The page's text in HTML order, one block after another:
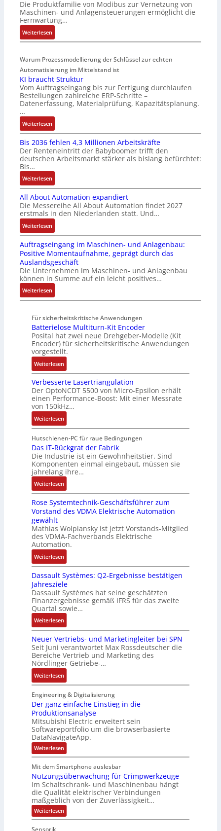
n
t
e
g
r
t
i
o
n
i
F
a
n
u
c
C
-
S
y
t
e
m
e
-
Z
e
r
t
f
i
z
i
e
u
n
b
e
ä
t
i
g
R
e
i
e
g
a
L
3
f
ü
r
s
i
c
h
e
r
e
E
n
t
w
i
c
k
l
u
n
g
r
k
t
s
t
r
t
f
ü
r
m
u
l
t
i
v
r
i
b
l
e
S
e
u
e
r
u
n
Die Produktfamilie von Modibus zur Vernetzung von
Maschinen- und Anlagensteuerungen ermöglicht die
Fernwartung…
Weiterlesen:
D
a
h
t
l
o
s
e
I
n
t
e
g
r
a
t
i
o
n
v
o
n
A
G
V
u
n
d
o
b
o
t
Warum Prozessmodellierung der Schlüssel zur echten
Automatisierung im Mittelstand ist
KI braucht Struktur
Vom Auftragseingang bis zur Fertigung durchlaufen
Bestellungen zahlreiche ERP-Schritte –
Datenerfassung, Materialprüfung, Kapazitätsplanung.
…
Weiterlesen:
K
I
b
r
a
u
c
h
t
S
t
r
u
k
t
u
r
Bis 2036 fehlen 4,3 Millionen Arbeitskräfte
Der Renteneintritt der Babyboomer trifft den
deutschen Arbeitsmarkt stärker als bislang befürchtet:
Bis…
Weiterlesen:
B
i
s
2
0
3
6
f
e
h
l
e
n
,
3
M
i
l
l
i
o
n
e
n
A
r
b
e
i
t
s
k
r
ä
f
t
e
All About Automation expandiert
Die Messereihe All About Automation findet 2027
erstmals in den Niederlanden statt. Und…
Weiterlesen:
A
l
l
A
b
o
u
t
u
t
o
m
a
t
i
o
n
e
x
p
a
n
d
i
e
r
t
Auftragseingang im Maschinen- und Anlagenbau:
Positive Momentaufnahme, geprägt durch das
Auslandsgeschäft
Die Unternehmen im Maschinen- und Anlagenbau
können in Summe auf ein leicht positives…
Weiterlesen:
A
f
t
r
a
g
s
e
i
n
g
a
n
g
i
m
M
a
s
c
h
i
n
e
n
-
A
n
l
a
g
e
n
b
a
u
:
P
o
s
i
t
i
v
e
M
o
m
e
n
t
a
Für sicherheitskritische Anwendungen
Batterielose Multiturn-Kit Encoder
Posital hat zwei neue Drehgeber-Modelle (Kit
Encoder) für sicherheitskritische Anwendungen
vorgestellt.
Weiterlesen:
B
a
t
t
e
r
i
e
l
o
s
e
M
u
l
t
t
u
r
n
-
K
i
t
E
n
c
d
e
r
Verbesserte Lasertriangulation
Der OptoNCDT 5500 von Micro-Epsilon erhält
einen Performance-Boost: Mit einer Messrate
von 150kHz…
Weiterlesen:
V
e
r
b
e
s
s
e
r
t
L
a
s
e
r
t
r
i
a
n
g
a
t
o
Hutschienen-PC für raue Bedingungen
Das IT-Rückgrat der Fabrik
Die Industrie ist ein Gewohnheitstier. Sind
Komponenten einmal eingebaut, müssen sie
jahrelang ihre…
Weiterlesen:
D
a
s
T
-
R
ü
c
k
g
r
a
t
d
e
r
F
a
b
r
k
Rose Systemtechnik-Geschäftsführer zum
Vorstand des VDMA Elektrische Automation
gewählt
Mathias Wolpiansky ist jetzt Vorstands-Mitglied
des VDMA-Fachverbands Elektrische
Automation.
Weiterlesen:
R
o
s
e
S
y
s
t
e
m
t
e
c
h
n
i
k
-
G
e
s
h
ä
f
t
f
Dassault Systèmes: Q2-Ergebnisse bestätigen
Jahresziele
Dassault Systèmes hat seine geschätzten
Finanzergebnisse gemäß IFRS für das zweite
Quartal sowie…
Weiterlesen:
D
a
s
s
a
u
l
t
S
y
s
t
è
m
s
:
Q
2
-
E
Neuer Vertriebs- und Marketingleiter bei SPN
Seit Juni verantwortet Max Rossdeutscher die
Bereiche Vertrieb und Marketing des
Nördlinger Getriebe-…
Weiterlesen:
N
e
u
e
r
V
e
r
t
r
i
e
b
s
-
Engineering & Digitalisierung
Der ganz einfache Einstieg in die
Produktionsanalyse
Mitsubishi Electric erweitert sein
Softwareportfolio um die browserbasierte
DataNavigateApp.
Weiterlesen:
D
r
g
a
n
z
e
i
n
Mit dem Smartphone auslesbar
Nutzungsüberwachung für Crimpwerkzeuge
Im Schaltschrank- und Maschinenbau hängt
die Qualität elektrischer Verbindungen
maßgeblich von der Zuverlässigkeit…
Weiterlesen:
N
Sensorik